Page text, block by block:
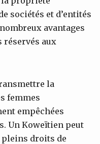
sociétés et d’entités
avantages
réservés aux
la
femmes
empêchées
Un Koweïtien peut
pleins droits de